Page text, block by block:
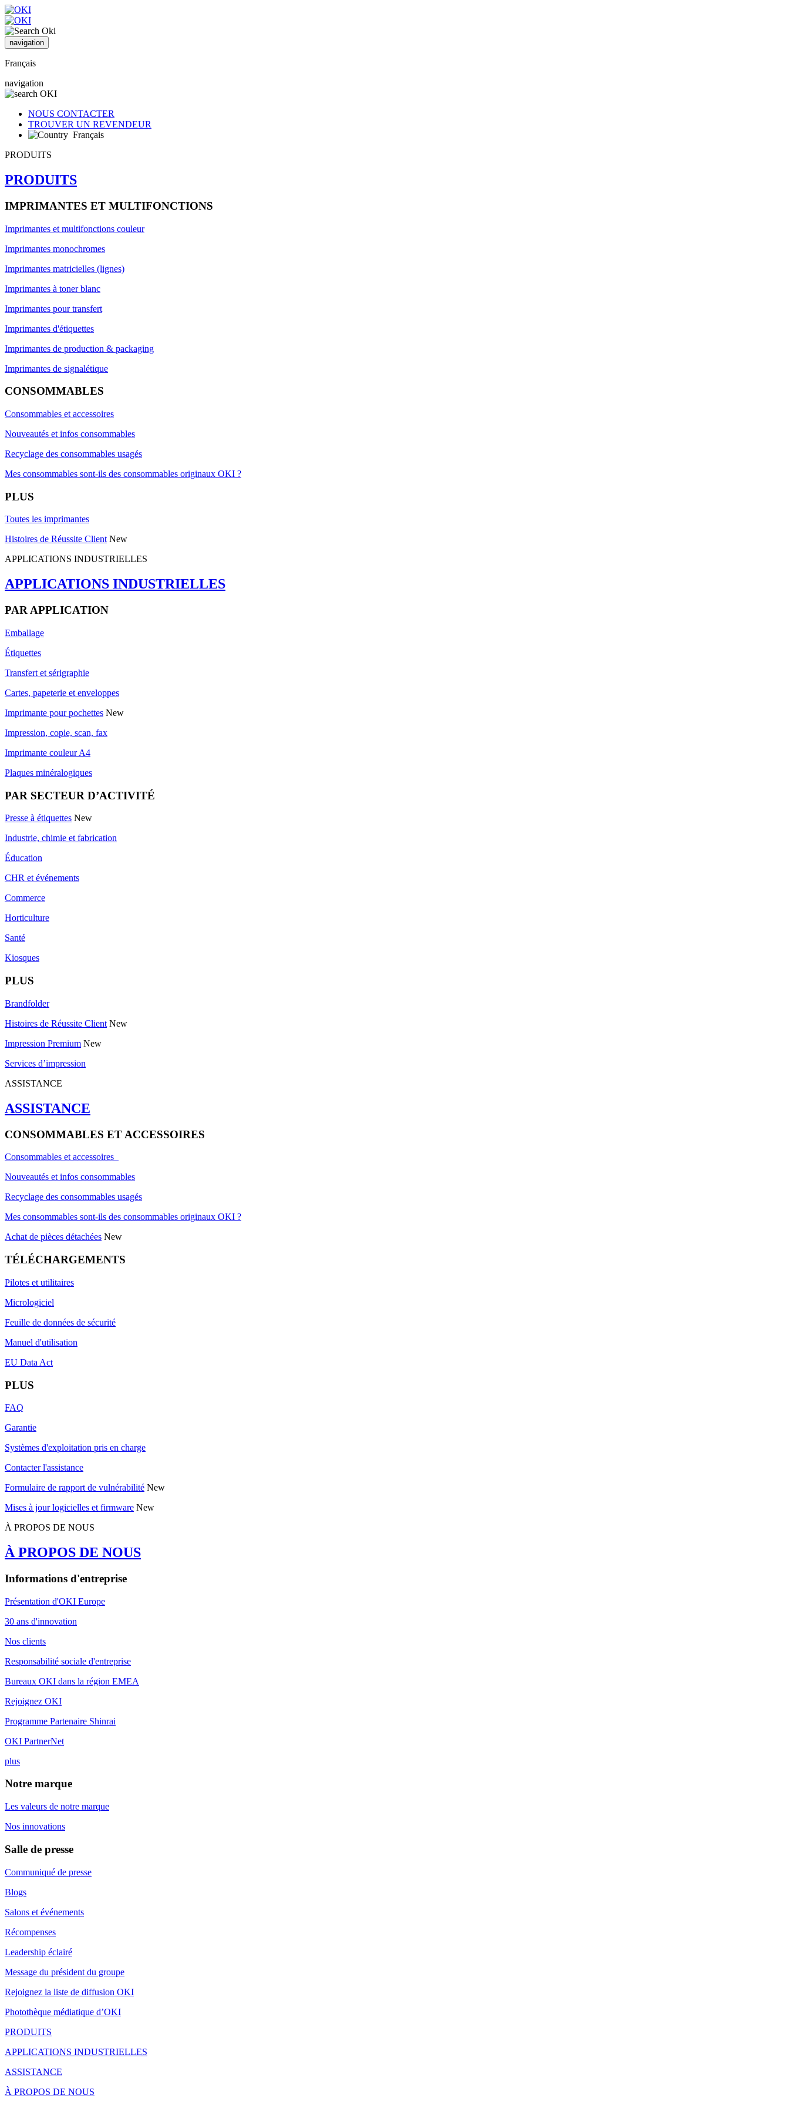
navigation
Français
navigation
NOUS CONTACTER
TROUVER UN REVENDEUR
Français
PRODUITS
PRODUITS
IMPRIMANTES ET MULTIFONCTIONS
Imprimantes et multifonctions couleur
Imprimantes monochromes
Imprimantes matricielles (lignes)
Imprimantes à toner blanc
Imprimantes pour transfert
Imprimantes d'étiquettes
Imprimantes de production & packaging
Imprimantes de signalétique
CONSOMMABLES
Consommables et accessoires
Nouveautés et infos consommables
Recyclage des consommables usagés
Mes consommables sont-ils des consommables originaux OKI ?
PLUS
Toutes les imprimantes
Histoires de Réussite Client New
APPLICATIONS INDUSTRIELLES
APPLICATIONS INDUSTRIELLES
PAR APPLICATION
Emballage
Étiquettes
Transfert et sérigraphie
Cartes, papeterie et enveloppes
Imprimante pour pochettes New
Impression, copie, scan, fax
Imprimante couleur A4
Plaques minéralogiques
PAR SECTEUR D’ACTIVITÉ
Presse à étiquettes New
Industrie, chimie et fabrication
Éducation
CHR et événements
Commerce
Horticulture
Santé
Kiosques
PLUS
Brandfolder
Histoires de Réussite Client New
Impression Premium New
Services d’impression
ASSISTANCE
ASSISTANCE
CONSOMMABLES ET ACCESSOIRES
Consommables et accessoires
Nouveautés et infos consommables
Recyclage des consommables usagés
Mes consommables sont-ils des consommables originaux OKI ?
Achat de pièces détachées New
TÉLÉCHARGEMENTS
Pilotes et utilitaires
Micrologiciel
Feuille de données de sécurité
Manuel d'utilisation
EU Data Act
PLUS
FAQ
Garantie
Systèmes d'exploitation pris en charge
Contacter l'assistance
Formulaire de rapport de vulnérabilité New
Mises à jour logicielles et firmware New
À PROPOS DE NOUS
À PROPOS DE NOUS
Informations d'entreprise
Présentation d'OKI Europe
30 ans d'innovation
Nos clients
Responsabilité sociale d'entreprise
Bureaux OKI dans la région EMEA
Rejoignez OKI
Programme Partenaire Shinrai
OKI PartnerNet
plus
Notre marque
Les valeurs de notre marque
Nos innovations
Salle de presse
Communiqué de presse
Blogs
Salons et événements
Récompenses
Leadership éclairé
Message du président du groupe
Rejoignez la liste de diffusion OKI
Photothèque médiatique d’OKI
PRODUITS
APPLICATIONS INDUSTRIELLES
ASSISTANCE
À PROPOS DE NOUS